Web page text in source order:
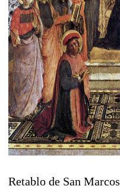
Retablo de San Marcos